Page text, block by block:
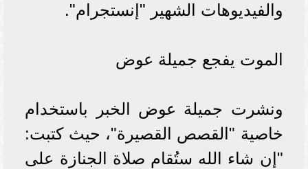
والفيديوهات الشهير "إنستجرام".
الموت يفجع جميلة عوض
ونشرت جميلة عوض الخبر باستخدام
خاصية "القصص القصيرة"، حيث كتبت:
"إن شاء الله ستُقام صلاة الجنازة على